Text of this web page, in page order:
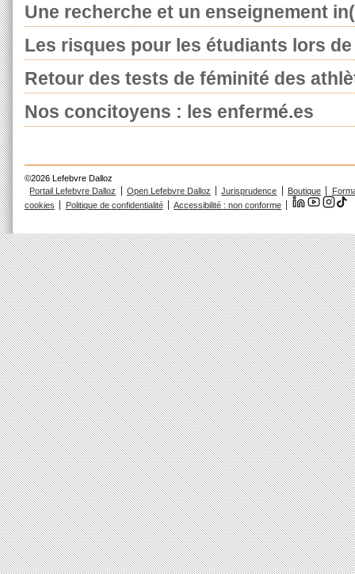
Une recherche et un enseignement
Les risques pour les étudiants lors de
Retour des tests de féminité des
Nos concitoyens : les enfermé.es
©2026 Lefebvre Dalloz
Portail Lefebvre Dalloz
Open Lefebvre Dalloz Jurisprudence Boutique
cookies
Politique de confidentialité Accessibilité : non conforme